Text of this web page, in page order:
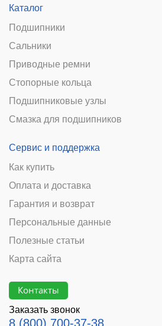
Каталог
Подшипники
Сальники
Приводные ремни
Стопорные кольца
Подшипниковые узлы
Смазка для подшипников
Сервис и поддержка
Как купить
Оплата и доставка
Гарантия и возврат
Персональные данные
Полезные статьи
Карта сайта
Контакты
Заказать звонок
8 (800) 700-37-38